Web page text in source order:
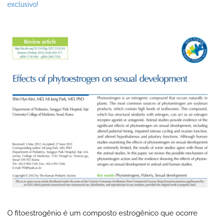
exclusivo!
O fitoestrogênio é um composto estrogênico que ocorre